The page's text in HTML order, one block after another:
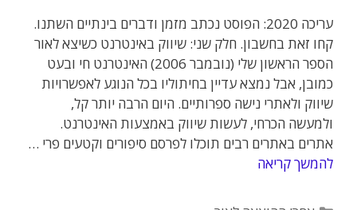
עריכה 2020: הפוסט נכתב מזמן ודברים בינתיים השתנו.
קחו זאת בחשבון. חלק שני: שיווק באינטרנט כשיצא לאור
הספר הראשון שלי (נובמבר 2006) האינטרנט חי ובעט
כמובן, אבל נמצא עדיין בחיתוליו בכל הנוגע לאפשרויות
שיווק ולאתרי נישה ספרותיים. היום הרבה יותר קל,
ולמעשה הכרחי, לעשות שיווק באמצעות האינטרנט.
אתרים באתרים רבים תוכלו לפרסם סיפורים וקטעים פרי …
להמשך קריאה